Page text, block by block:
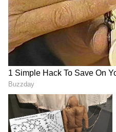
5
5
Image Credit : Asianet News